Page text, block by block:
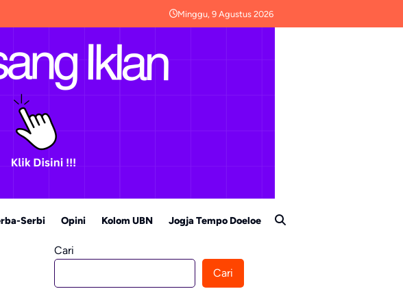
Minggu, 9 Agustus 2026
Serbi Opini Kolom UBN Jogja Tempo Doeloe
Cari
Cari